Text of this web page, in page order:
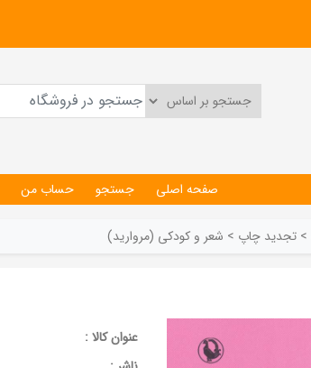
صفحه اصلی جستجو حساب من
> تجدید چاپ > شعر و کودکی (مروارید)
عنوان کالا :